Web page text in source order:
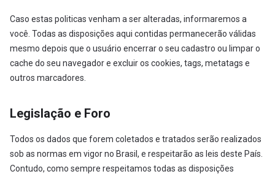
Caso estas politicas venham a ser alteradas, informaremos a
você. Todas as disposições aqui contidas permanecerão válidas
mesmo depois que o usuário encerrar o seu cadastro ou limpar o
cache do seu navegador e excluir os cookies, tags, metatags e
outros marcadores.
Legislação e Foro
Todos os dados que forem coletados e tratados serão realizados
sob as normas em vigor no Brasil, e respeitarão as leis deste País.
Contudo, como sempre respeitamos todas as disposições